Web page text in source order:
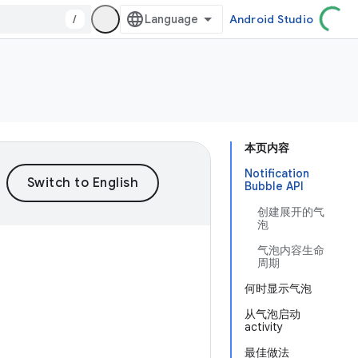
/ Android Studio
本页内容
Notification
Bubble API
创建展开的气
泡
气泡内容生命
周期
何时显示气泡
从气泡启动
activity
最佳做法